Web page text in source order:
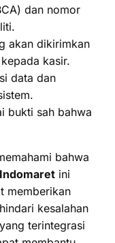
dan nomor
akan dikirimkan
kasir.
data dan
bukti sah bahwa
bahwa
ini
memberikan
kesalahan
terintegrasi